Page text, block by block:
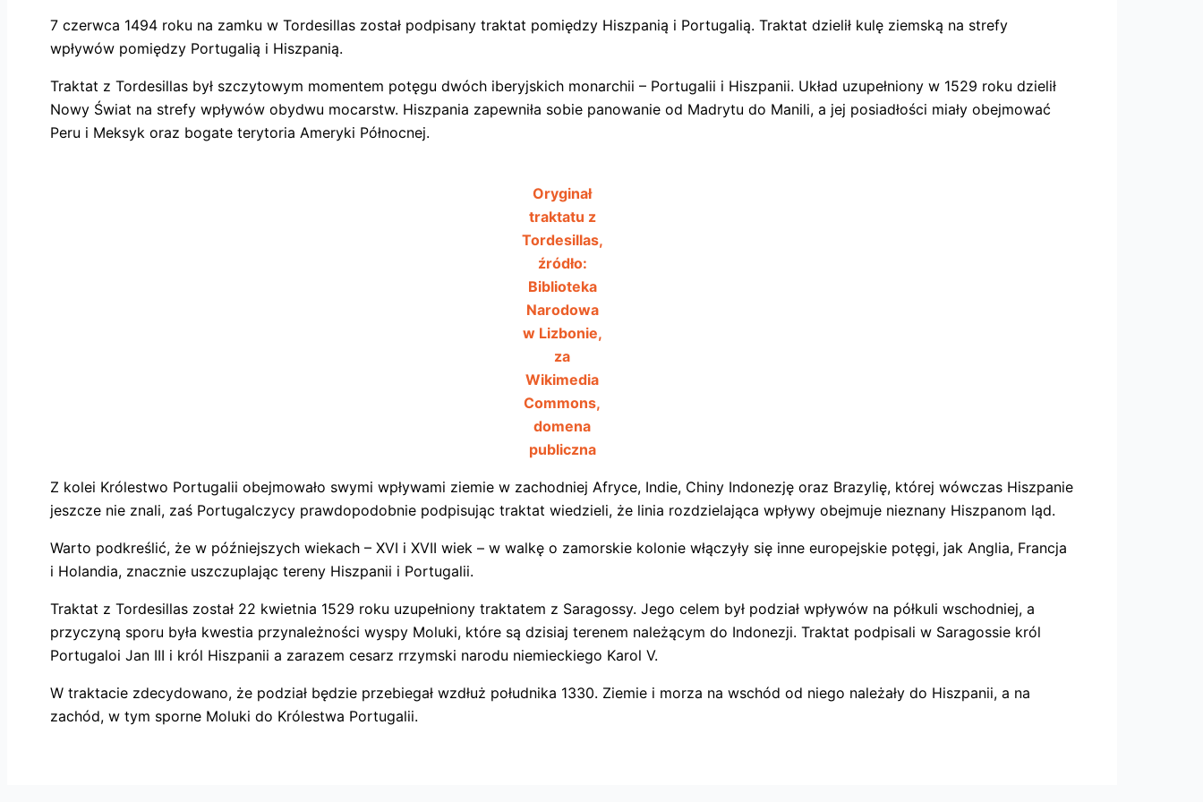
7 czerwca 1494 roku na zamku w Tordesillas został podpisany traktat pomiędzy Hiszpanią i Portugalią. Traktat dzielił kulę ziemską na strefy
wpływów pomiędzy Portugalią i Hiszpanią.
Traktat z Tordesillas był szczytowym momentem potęgu dwóch iberyjskich monarchii – Portugalii i Hiszpanii. Układ uzupełniony w 1529 roku dzielił
Nowy Świat na strefy wpływów obydwu mocarstw. Hiszpania zapewniła sobie panowanie od Madrytu do Manili, a jej posiadłości miały obejmować
Peru i Meksyk oraz bogate terytoria Ameryki Północnej.
Oryginał
traktatu z
Tordesillas,
źródło:
Biblioteka
Narodowa
w Lizbonie,
za
Wikimedia
Commons,
domena
publiczna
Z kolei Królestwo Portugalii obejmowało swymi wpływami ziemie w zachodniej Afryce, Indie, Chiny Indonezję oraz Brazylię, której wówczas Hiszpanie
jeszcze nie znali, zaś Portugalczycy prawdopodobnie podpisując traktat wiedzieli, że linia rozdzielająca wpływy obejmuje nieznany Hiszpanom ląd.
Warto podkreślić, że w późniejszych wiekach – XVI i XVII wiek – w walkę o zamorskie kolonie włączyły się inne europejskie potęgi, jak Anglia, Francja
i Holandia, znacznie uszczuplając tereny Hiszpanii i Portugalii.
Traktat z Tordesillas został 22 kwietnia 1529 roku uzupełniony traktatem z Saragossy. Jego celem był podział wpływów na półkuli wschodniej, a
przyczyną sporu była kwestia przynależności wyspy Moluki, które są dzisiaj terenem należącym do Indonezji. Traktat podpisali w Saragossie król
Portugaloi Jan III i król Hiszpanii a zarazem cesarz rrzymski narodu niemieckiego Karol V.
W traktacie zdecydowano, że podział będzie przebiegał wzdłuż południka 1330. Ziemie i morza na wschód od niego należały do Hiszpanii, a na
zachód, w tym sporne Moluki do Królestwa Portugalii.